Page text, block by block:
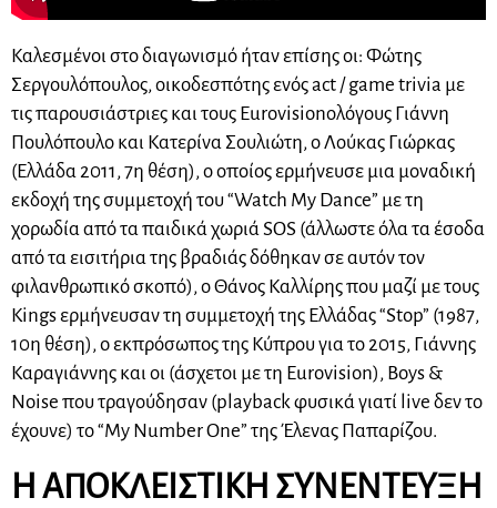
Καλεσμένοι στο διαγωνισμό ήταν επίσης οι: Φώτης
Σεργουλόπουλος, οικοδεσπότης ενός act / game trivia με
τις παρουσιάστριες και τους Eurovisionολόγους Γιάννη
Πουλόπουλο και Κατερίνα Σουλιώτη, ο Λούκας Γιώρκας
(Ελλάδα 2011, 7η θέση), ο οποίος ερμήνευσε μια μοναδική
εκδοχή της συμμετοχή του “Watch My Dance” με τη
χορωδία από τα παιδικά χωριά SOS (άλλωστε όλα τα έσοδα
από τα εισιτήρια της βραδιάς δόθηκαν σε αυτόν τον
φιλανθρωπικό σκοπό), ο Θάνος Καλλίρης που μαζί με τους
Kings ερμήνευσαν τη συμμετοχή της Ελλάδας “Stop” (1987,
10η θέση), o εκπρόσωπος της Κύπρου για το 2015, Γιάννης
Καραγιάννης και οι (άσχετοι με τη Eurovision), Boys &
Noise που τραγούδησαν (playback φυσικά γιατί live δεν το
έχουνε) το “My Number One” της Έλενας Παπαρίζου.
Η ΑΠΟΚΛΕΙΣΤΙΚΗ ΣΥΝΕΝΤΕΥΞΗ